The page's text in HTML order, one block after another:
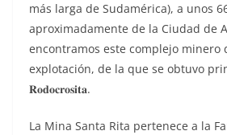
más larga de Sudamérica), a unos
aproximadamente de la Ciudad de
encontramos este complejo minero
explotación, de la que se obtuvo
𝐑𝐨𝐝𝐨𝐜𝐫𝐨𝐬𝐢𝐭𝐚.
La Mina Santa Rita pertenece a la